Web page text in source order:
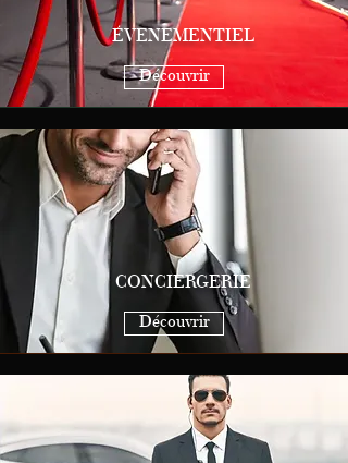
ÉVENEMENTIEL
Découvrir
CONCIERGERIE
Découvrir